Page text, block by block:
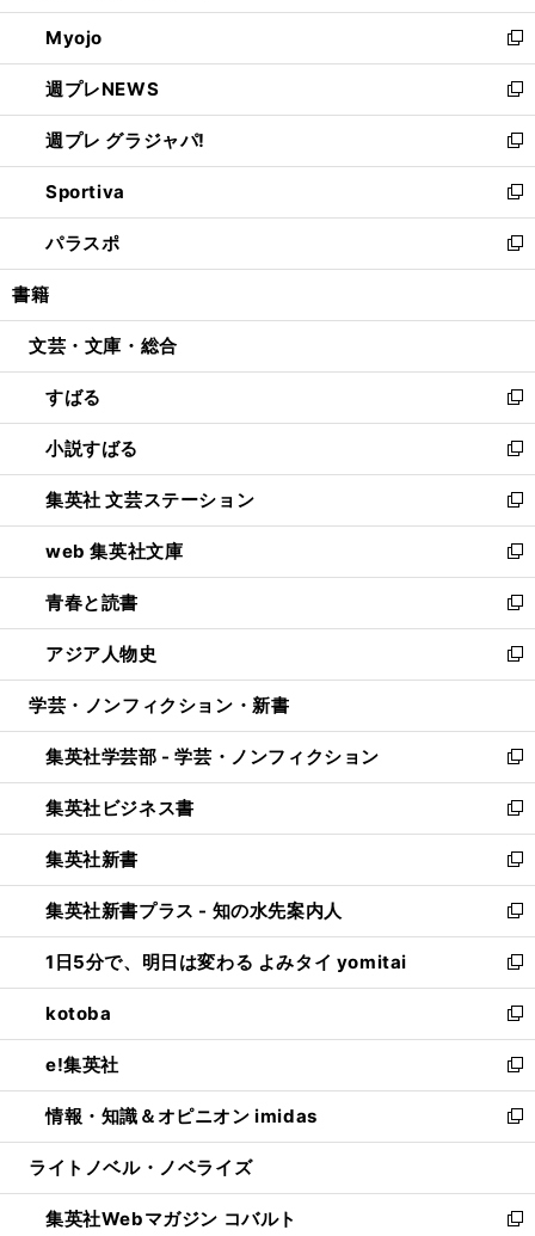
開
く
ウ
で
開
く
ン
ド
ウ
で
開
く
ウ
ィ
ン
ド
ウ
で
開
く
Myojo
新
し
い
ウ
ィ
ン
ド
ウ
で
開
週プレNEWS
新
し
い
ウ
ィ
ン
ド
ウ
開
週プレ グラジャパ!
新
し
い
ウ
ィ
ン
ウ
開
く
Sportiva
新
し
い
ウ
ン
ウ
で
開
く
パラスポ
新
し
ウ
ン
ド
ウ
で
開
く
書籍
文芸・文庫・総合
すばる
新
し
い
ウ
ィ
ン
ド
ウ
で
開
く
小説すばる
新
し
い
ウ
ィ
ン
ド
ウ
で
開
集英社 文芸ステーション
新
し
い
ウ
ィ
ン
ド
ウ
開
く
web 集英社文庫
新
し
い
ウ
ィ
ン
ウ
で
開
く
青春と読書
新
し
い
ウ
ン
ド
ウ
で
開
く
アジア人物史
新
し
ウ
ィ
ン
ド
ウ
で
開
く
学芸・ノンフィクション・新書
集英社学芸部 - 学芸・ノンフィクション
新
し
い
ウ
ィ
ン
ド
ウ
で
開
く
集英社ビジネス書
新
し
い
ウ
ィ
ン
ド
ウ
で
開
く
集英社新書
新
し
い
ウ
ィ
ン
ド
ウ
で
開
く
集英社新書プラス - 知の水先案内人
新
し
い
ウ
ィ
ン
ド
ウ
で
開
1日5分で、明日は変わる よみタイ yomitai
新
し
い
ウ
ィ
ン
ド
ウ
開
く
kotoba
新
し
い
ウ
ィ
ン
ウ
で
e!集英社
新
し
い
ウ
ン
ド
情報・知識＆オピニオン imidas
新
し
ウ
ィ
ライトノベル・ノベライズ
集英社Webマガジン コバルト
新